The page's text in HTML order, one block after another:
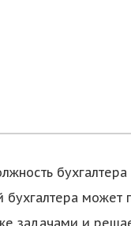
может
задачами и